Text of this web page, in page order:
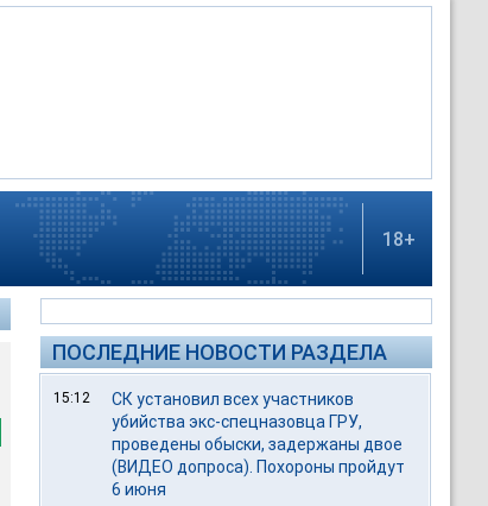
18+
ПОСЛЕДНИЕ НОВОСТИ РАЗДЕЛА
15:12
СК установил всех участников
убийства экс-спецназовца ГРУ,
проведены обыски, задержаны двое
(ВИДЕО допроса). Похороны пройдут
6 июня